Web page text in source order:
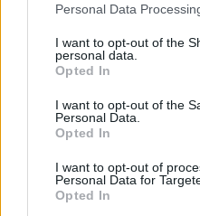
Personal Data
I want to opt-out of the
personal data.
Opted In
I want to opt-out of the
Personal Data.
Opted In
I want to opt-out of
Personal Data for
Opted In
de sexta-feira
A zona das Azenhas do
Beja, vai ser...